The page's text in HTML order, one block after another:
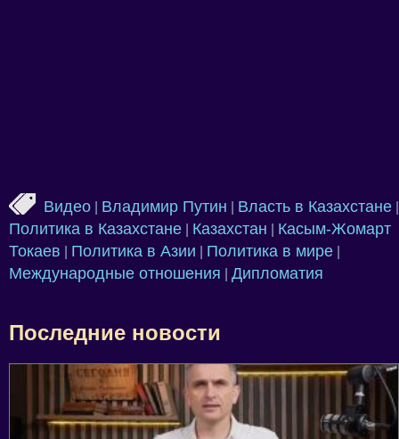
Видео Владимир Путин Власть в Казахстане
Политика в Казахстане Казахстан
Касым-Жомарт
Токаев
Политика в Азии Политика в мире
Международные отношения Дипломатия
Последние новости